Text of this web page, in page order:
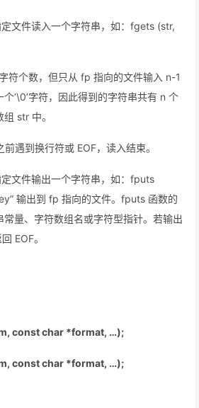
文件读入一个字符串，如：fgets (str,
符个数，但只从 fp 指向的文件输入 n-1
’\0’字符，因此得到的字符串共有 n 个
str 中。
遇到换行符或 EOF，读入结束。
文件输出一个字符串，如：fputs
输出到 fp 指向的文件。fputs 函数的
常量、字符数组名或字符型指针。若输出
EOF。
const char *format, …);
const char *format, …);